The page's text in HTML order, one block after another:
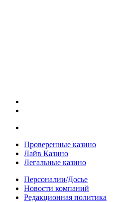
Проверенные казино
Лайв Казино
Легальные казино
Персоналии/Досье
Новости компаний
Редакционная политика